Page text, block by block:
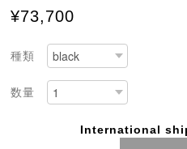
¥73,700
種類
数量
International